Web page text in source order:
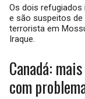
Os dois refugiados
e são suspeitos
terrorista em
Iraque.
Canadá:
com